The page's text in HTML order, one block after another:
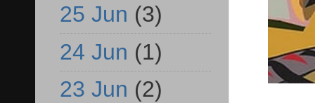
25 Jun (3)
24 Jun (1)
23 Jun (2)